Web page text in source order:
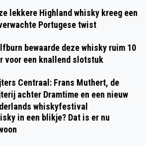
lekkere Highland whisky kreeg een
Portugese twist
bewaarde deze whisky ruim 10
voor een knallend slotstuk
Centraal: Frans Muthert, de
achter Dramtime en een nieuw
whiskyfestival
in een blikje? Dat is er nu